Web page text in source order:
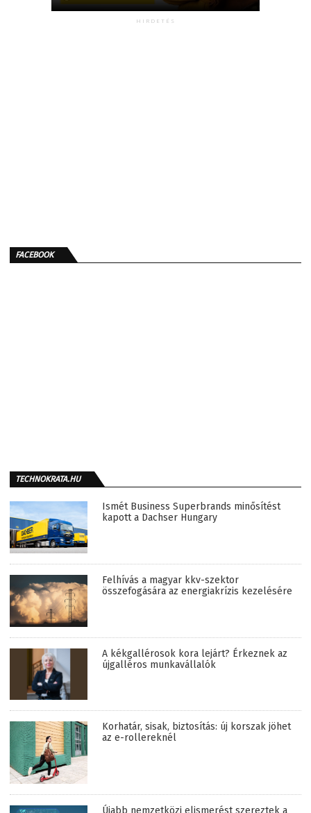
HIRDETÉS
FACEBOOK
TECHNOKRATA.HU
Ismét Business Superbrands minősítést
kapott a Dachser Hungary
Felhívás a magyar kkv-szektor
összefogására az energiakrízis kezelésére
A kékgallérosok kora lejárt? Érkeznek az
újgalléros munkavállalók
Korhatár, sisak, biztosítás: új korszak jöhet
az e-rollereknél
Újabb nemzetközi elismerést szereztek a